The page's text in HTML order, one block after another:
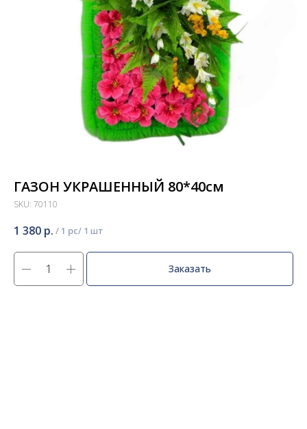
ГАЗОН УКРАШЕННЫЙ 80*40см
SKU: 70110
1 380 р. / 1 pc
Заказать